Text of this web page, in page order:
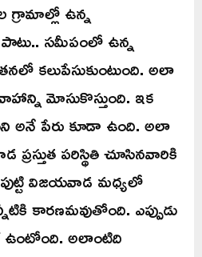
గ్రామాల్లో ఉన్న
సమీపంలో ఉన్న
కలుపేసుకుంటుంది. అలా
మోసుకొస్తుంది. ఇక
అనే పేరు కూడా ఉంది. అలా
పరిస్థితి చూసినవారికి
పుట్టి విజయవాడ మధ్యలో
కారణమవుతోంది. ఎప్పుడు
అలాంటిది